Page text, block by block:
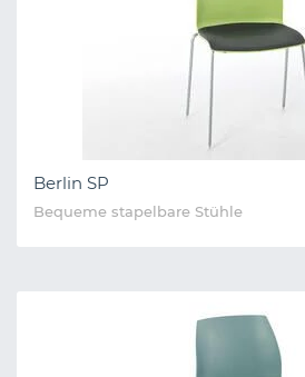
Berlin SP
Bequeme stapelbare Stühle